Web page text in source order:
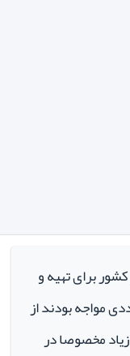
برای تهیه و
مواجه بودند از
مخصوصا در